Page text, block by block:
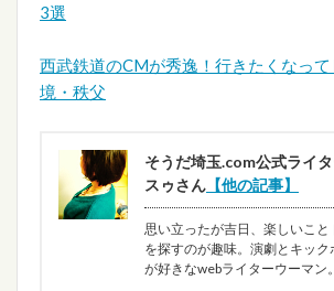
3選
西武鉄道のCMが秀逸！行きたくなっ
境・秩父
そうだ埼玉.com公式ライ
スゥさん 【他の記事】
思い立ったが吉日、楽しいこと
を探すのが趣味。演劇とキッ
が好きなwebライターウーマン。